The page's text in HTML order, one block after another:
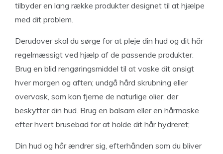
tilbyder en lang række produkter designet til at hjælpe
med dit problem.
Derudover skal du sørge for at pleje din hud og dit hår
regelmæssigt ved hjælp af de passende produkter.
Brug en blid rengøringsmiddel til at vaske dit ansigt
hver morgen og aften; undgå hård skrubning eller
overvask, som kan fjerne de naturlige olier, der
beskytter din hud. Brug en balsam eller en hårmaske
efter hvert brusebad for at holde dit hår hydreret;
Din hud og hår ændrer sig, efterhånden som du bliver